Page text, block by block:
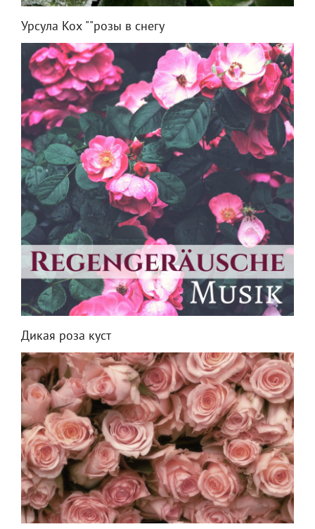
Урсула Кох ""розы в снегу
Дикая роза куст